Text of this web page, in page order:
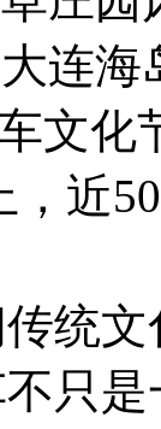
大连海
文化
近
统文
只